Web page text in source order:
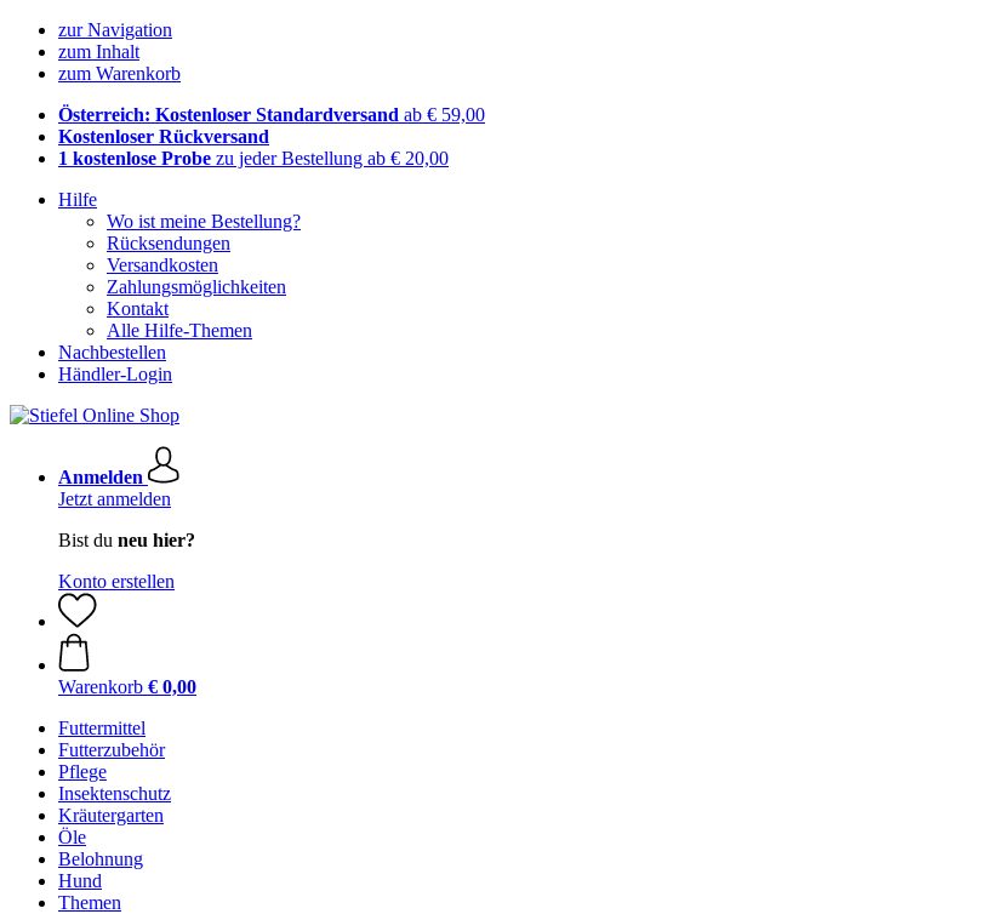
zur Navigation
zum Inhalt
zum Warenkorb
Österreich: Kostenloser Standardversand ab € 59,00
Kostenloser Rückversand
1 kostenlose Probe zu jeder Bestellung ab € 20,00
Hilfe
Wo ist meine Bestellung?
Rücksendungen
Versandkosten
Zahlungsmöglichkeiten
Kontakt
Alle Hilfe-Themen
Nachbestellen
Händler-Login
Anmelden
Jetzt anmelden
Bist du neu hier?
Konto erstellen
Warenkorb € 0,00
Futtermittel
Futterzubehör
Pflege
Insektenschutz
Kräutergarten
Öle
Belohnung
Hund
Themen